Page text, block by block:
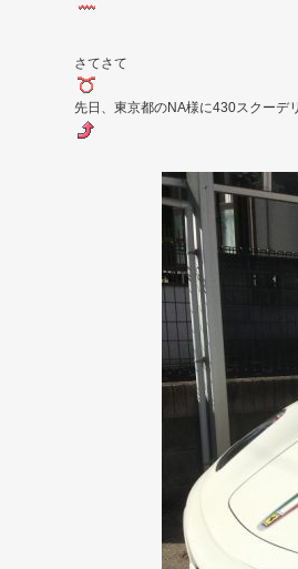
さてさて
先日、東京都のNA様に430スクーデ